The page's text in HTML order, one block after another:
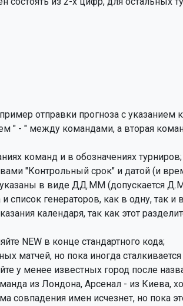
отправки прогноза с указанием
" - " между командами, а вторая
команд и в обозначениях турниров;
"Контрольный срок" и датой (и
указаны в виде ДД.ММ (допускается
список генераторов, как в одну, так и
NEW в конце стандартного кода;
матчей, но пока иногда